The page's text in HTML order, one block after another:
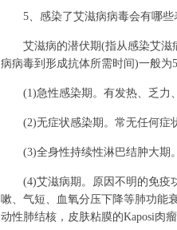
5、感染了艾滋病病毒会有哪些
艾滋病的潜伏期(指从感染艾滋病
病病毒到形成抗体所需时间)一般
(1)急性感染期。有发热、乏力、
(2)无症状感染期。常无任何症状
(3)全身性持续性淋巴结肿大期。
(4)艾滋病期。原因不明的免疫功
嗽、气短、血氧分压下降等肺功能
动性肺结核，皮肤粘膜的Kaposi肉瘤